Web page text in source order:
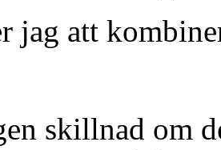
jag att
skillnad om